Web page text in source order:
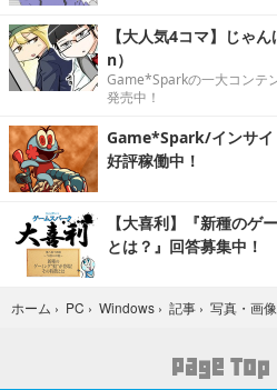
【大人気4コマ】じゃ
n）
Game*Sparkの一大コンテ
発売中！
Game*Spark/インサイ
好評稼働中！
【大喜利】『新種のゲ
とは？』回答募集中！
ホーム › PC › Windows › 記事 › 写真・画像